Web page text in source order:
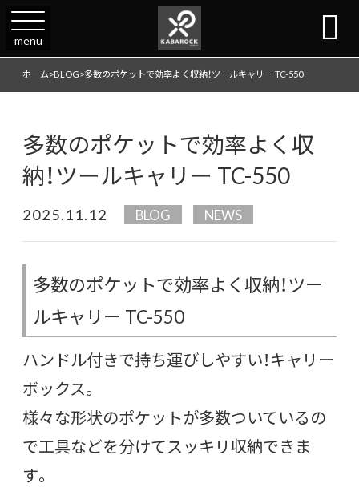
menu 
ホーム>BLOG>多数のポケットで効率よく収納！ツールキャリー TC-550
多数のポケットで効率よく収
納！ツールキャリー TC-550
2025.11.12 BLOG NEWS
多数のポケットで効率よく収納！ツー
ルキャリー TC-550
ハンドル付きで持ち運びしやすい！キャリー
ボックス。
様々な形状のポケットが多数ついているの
で工具などを分けてスッキリ収納できま
す。